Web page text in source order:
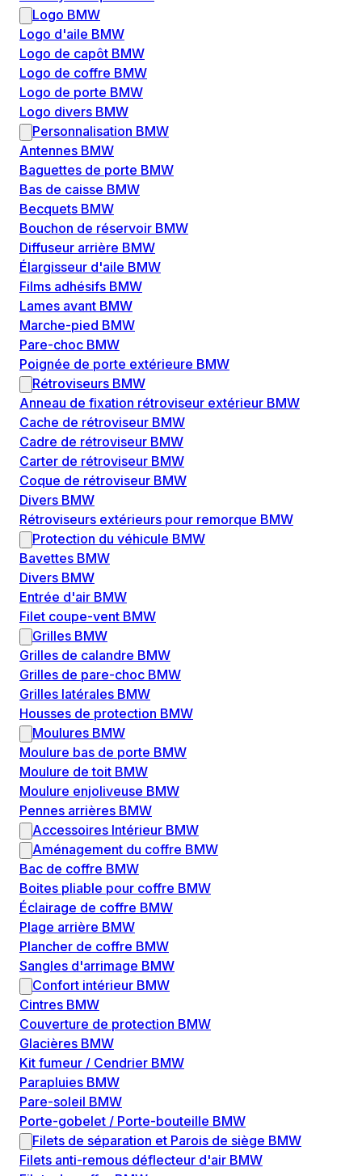
Logo BMW
Logo d'aile BMW
Logo de capôt BMW
Logo de coffre BMW
Logo de porte BMW
Logo divers BMW
Personnalisation BMW
Antennes BMW
Baguettes de porte BMW
Bas de caisse BMW
Becquets BMW
Bouchon de réservoir BMW
Diffuseur arrière BMW
Élargisseur d'aile BMW
Films adhésifs BMW
Lames avant BMW
Marche-pied BMW
Pare-choc BMW
Poignée de porte extérieure BMW
Rétroviseurs BMW
Anneau de fixation rétroviseur extérieur BMW
Cache de rétroviseur BMW
Cadre de rétroviseur BMW
Carter de rétroviseur BMW
Coque de rétroviseur BMW
Divers BMW
Rétroviseurs extérieurs pour remorque BMW
Protection du véhicule BMW
Bavettes BMW
Divers BMW
Entrée d'air BMW
Filet coupe-vent BMW
Grilles BMW
Grilles de calandre BMW
Grilles de pare-choc BMW
Grilles latérales BMW
Housses de protection BMW
Moulures BMW
Moulure bas de porte BMW
Moulure de toit BMW
Moulure enjoliveuse BMW
Pennes arrières BMW
Accessoires Intérieur BMW
Aménagement du coffre BMW
Bac de coffre BMW
Boites pliable pour coffre BMW
Éclairage de coffre BMW
Plage arrière BMW
Plancher de coffre BMW
Sangles d'arrimage BMW
Confort intérieur BMW
Cintres BMW
Couverture de protection BMW
Glacières BMW
Kit fumeur / Cendrier BMW
Parapluies BMW
Pare-soleil BMW
Porte-gobelet / Porte-bouteille BMW
Filets de séparation et Parois de siège BMW
Filets anti-remous déflecteur d'air BMW